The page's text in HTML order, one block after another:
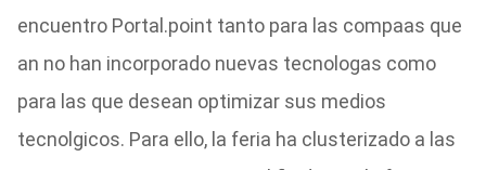
encuentro Portal.point tanto para las compaas que
an no han incorporado nuevas tecnologas como
para las que desean optimizar sus medios
tecnolgicos. Para ello, la feria ha clusterizado a las